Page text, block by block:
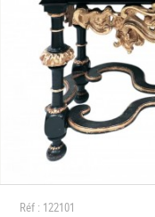
Réf : 122101